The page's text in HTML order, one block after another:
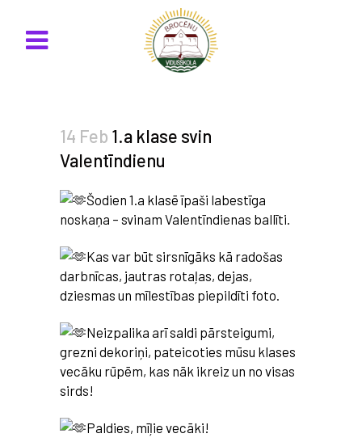
14 Feb 1.a klase svin
Valentīndienu
Šodien 1.a klasē īpaši labestīga
noskaņa – svinam Valentīndienas ballīti.
Kas var būt sirsnīgāks kā radošas
darbnīcas, jautras rotaļas, dejas,
dziesmas un mīlestības piepildīti foto.
Neizpalika arī saldi pārsteigumi,
grezni dekoriņi, pateicoties mūsu klases
vecāku rūpēm, kas nāk ikreiz un no visas
sirds!
Paldies, mīļie vecāki!